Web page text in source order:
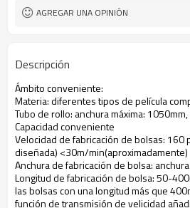
AGREGAR UNA OPINIÓN
Descripción
Ámbito conveniente:
Materia: diferentes tipos de película
Tubo de rollo: anchura máxima:
Capacidad conveniente
Velocidad de fabricación de bolsas:
diseñada) <30m/min(aproximadamente)
Anchura de fabricación de bolsa:
Longitud de fabricación de bolsa: 50-
las bolsas con una longitud más que
función de transmisión de velicidad